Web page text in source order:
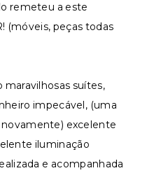
remeteu a este
(móveis, peças todas
suítes,
impecável, (uma
novamente) excelente
iluminação
e acompanhada